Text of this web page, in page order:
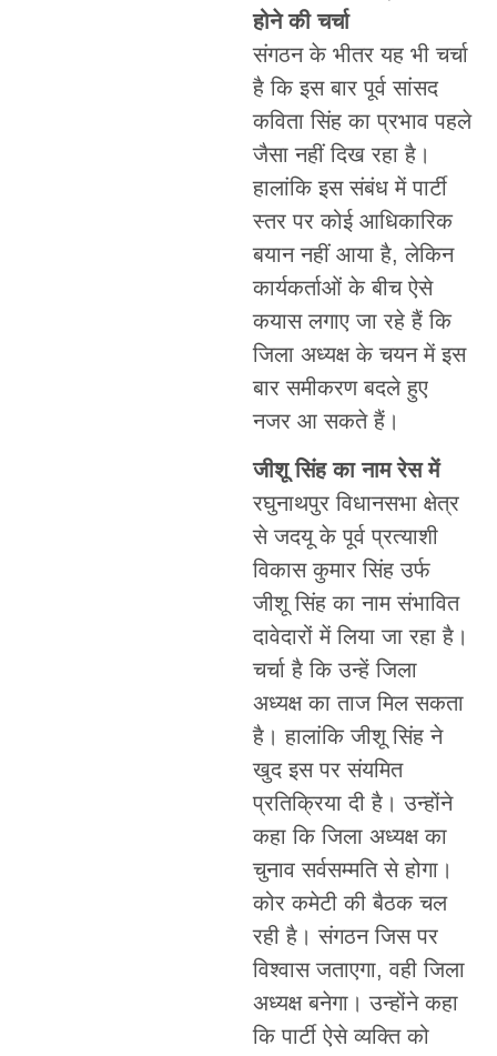
होने की चर्चा
संगठन के भीतर यह भी चर्चा
है कि इस बार पूर्व सांसद
कविता सिंह का प्रभाव पहले
जैसा नहीं दिख रहा है।
हालांकि इस संबंध में पार्टी
स्तर पर कोई आधिकारिक
बयान नहीं आया है, लेकिन
कार्यकर्ताओं के बीच ऐसे
कयास लगाए जा रहे हैं कि
जिला अध्यक्ष के चयन में इस
बार समीकरण बदले हुए
नजर आ सकते हैं।
जीशू सिंह का नाम रेस में
रघुनाथपुर विधानसभा क्षेत्र
से जदयू के पूर्व प्रत्याशी
विकास कुमार सिंह उर्फ
जीशू सिंह का नाम संभावित
दावेदारों में लिया जा रहा है।
चर्चा है कि उन्हें जिला
अध्यक्ष का ताज मिल सकता
है। हालांकि जीशू सिंह ने
खुद इस पर संयमित
प्रतिक्रिया दी है। उन्होंने
कहा कि जिला अध्यक्ष का
चुनाव सर्वसम्मति से होगा।
कोर कमेटी की बैठक चल
रही है। संगठन जिस पर
विश्वास जताएगा, वही जिला
अध्यक्ष बनेगा। उन्होंने कहा
कि पार्टी ऐसे व्यक्ति को